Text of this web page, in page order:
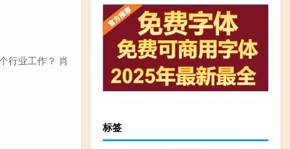
行业工作？ 肖
标签